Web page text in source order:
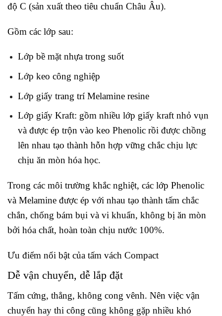
độ C (sản xuất theo tiêu chuẩn Châu Âu).
Gồm các lớp sau:
Lớp bề mặt nhựa trong suốt
Lớp keo công nghiệp
Lớp giấy trang trí Melamine resine
Lớp giấy Kraft: gồm nhiều lớp giấy kraft nhỏ vụn
và được ép trộn vào keo Phenolic rồi được chồng
lên nhau tạo thành hỗn hợp vững chắc chịu lực
chịu ăn mòn hóa học.
Trong các môi trường khắc nghiệt, các lớp Phenolic
và Melamine được ép với nhau tạo thành tấm chắc
chắn, chống bám bụi và vi khuẩn, không bị ăn mòn
bởi hóa chất, hoàn toàn chịu nước 100%.
Ưu điểm nổi bật của tấm vách Compact
Dễ vận chuyển, dễ lắp đặt
Tấm cứng, thẳng, không cong vênh. Nên việc vận
chuyển hay thi công cũng không gặp nhiều khó